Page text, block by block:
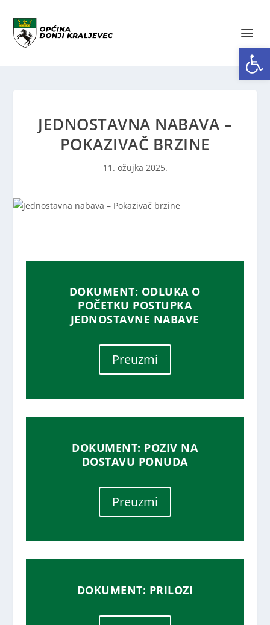
Open toolbar
JEDNOSTAVNA NABAVA –
POKAZIVAČ BRZINE
11. ožujka 2025.
DOKUMENT: ODLUKA O
POČETKU POSTUPKA
JEDNOSTAVNE NABAVE
Preuzmi
DOKUMENT: POZIV NA
DOSTAVU PONUDA
Preuzmi
DOKUMENT: PRILOZI